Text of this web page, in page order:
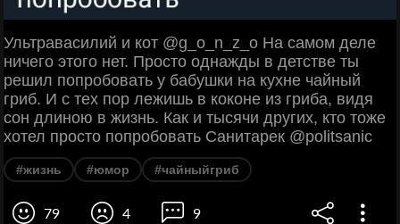
Ультравасилий и кот @g_o_n_z_o На самом деле
ничего этого нет. Просто однажды в детстве ты
решил попробовать у бабушки на кухне чайный
гриб. И с тех пор лежишь в коконе из гриба, видя
сон длиною в жизнь. Как и тысячи других, кто тоже
хотел просто попробовать Санитарек @politsanic
#жизнь #юмор #чайныйгриб
79 4 9